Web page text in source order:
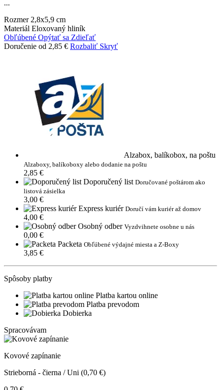
...
Rozmer 2,8x5,9 cm
Materiál Eloxovaný hliník
Obľúbené Opýtať sa Zdieľať
Doručenie od 2,85 € Rozbaliť Skryť
Alzabox, balíkobox, na poštu
Alzaboxy, balíkoboxy alebo dodanie na poštu
2,85 €
Doporučený list Doručované poštárom ako
listová zásielka
3,00 €
Express kuriér Doručí vám kuriér až domov
4,00 €
Osobný odber Vyzdvihnete osobne u nás
0,00 €
Packeta Obľúbené výdajné miesta a Z-Boxy
3,85 €
Spôsoby platby
Platba kartou online
Platba prevodom
Dobierka
Spracovávam
Kovové zapínanie
Strieborná - čierna / Uni (0,70 €)